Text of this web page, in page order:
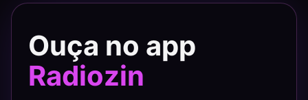
Ouça no app
Radiozin